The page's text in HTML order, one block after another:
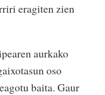
eragiten zien
aurkako
oso
baita. Gaur